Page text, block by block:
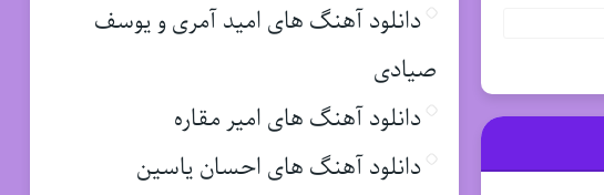
دانلود آهنگ های امید آمری و یوسف
صیادی
دانلود آهنگ های امیر مقاره
دانلود آهنگ های احسان یاسین